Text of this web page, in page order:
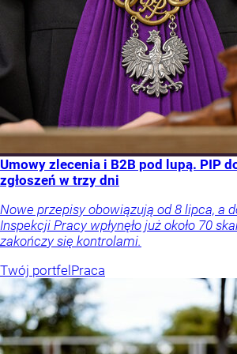
Umowy zlecenia i B2B pod lupą. PIP
zgłoszeń w trzy dni
Nowe przepisy obowiązują od 8 lipca, a
Inspekcji Pracy wpłynęło już około 70
zakończy się kontrolami.
Twój portfel Praca